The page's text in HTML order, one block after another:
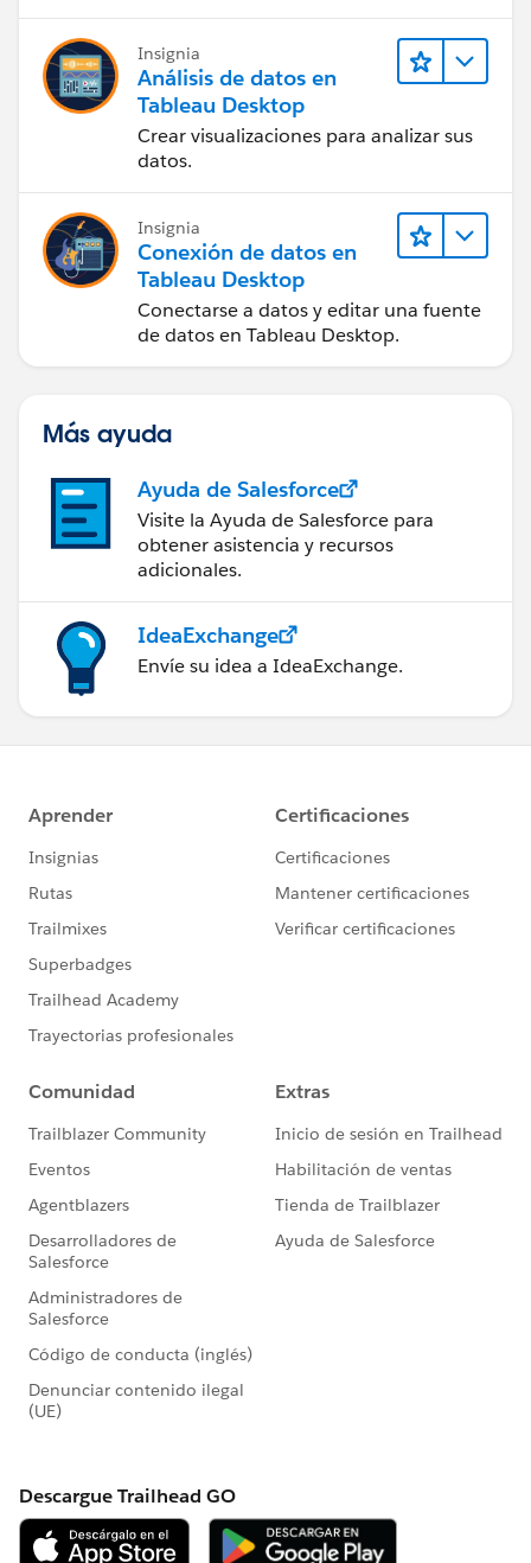
Insignia
Análisis de datos en
Tableau Desktop
Crear visualizaciones para analizar sus
datos.
Insignia
Conexión de datos en
Tableau Desktop
Conectarse a datos y editar una fuente
de datos en Tableau Desktop.
Más ayuda
Ayuda de Salesforce
Visite la Ayuda de Salesforce para
obtener asistencia y recursos
adicionales.
IdeaExchange
Envíe su idea a IdeaExchange.